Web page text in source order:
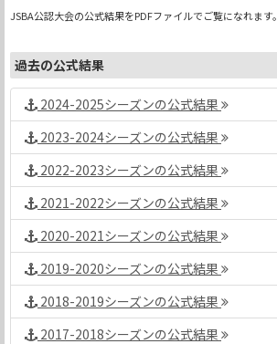
JSBA公認大会の公式結果をPDFファイルでご覧になれます。
過去の公式結果
2024-2025シーズンの公式結果
2023-2024シーズンの公式結果
2022-2023シーズンの公式結果
2021-2022シーズンの公式結果
2020-2021シーズンの公式結果
2019-2020シーズンの公式結果
2018-2019シーズンの公式結果
2017-2018シーズンの公式結果